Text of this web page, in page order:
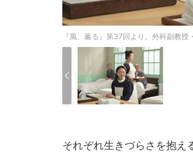
『風、薫る』第37回より。外科副教
それぞれ生きづらさを抱え